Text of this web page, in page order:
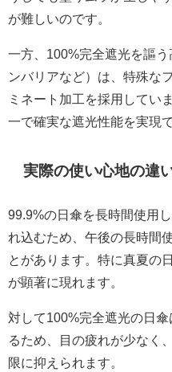
が難しいのです。
一方、100%完全遮光を謳
ンバリアなど）は、特殊な
ミネート加工を採用してい
一で確実な遮光性能を実現
実際の使い心地の違
99.9%の日傘を長時間使用
れ込むため、午後の長時間
とがあります。特に真夏の
が顕著に現れます。
対して100%完全遮光の日
るため、目の疲れが少なく
限に抑えられます。